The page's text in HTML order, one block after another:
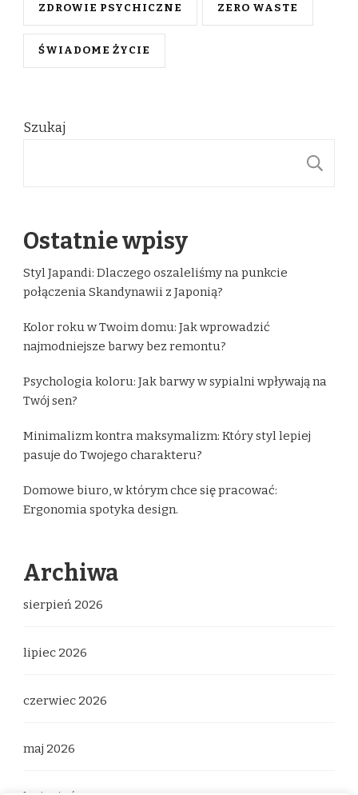
ZDROWIE PSYCHICZNE ZERO WASTE
ŚWIADOME ŻYCIE
Szukaj
Ostatnie wpisy
Styl Japandi: Dlaczego oszaleliśmy na punkcie
połączenia Skandynawii z Japonią?
Kolor roku w Twoim domu: Jak wprowadzić
najmodniejsze barwy bez remontu?
Psychologia koloru: Jak barwy w sypialni wpływają na
Twój sen?
Minimalizm kontra maksymalizm: Który styl lepiej
pasuje do Twojego charakteru?
Domowe biuro, w którym chce się pracować:
Ergonomia spotyka design.
Archiwa
sierpień 2026
lipiec 2026
czerwiec 2026
maj 2026